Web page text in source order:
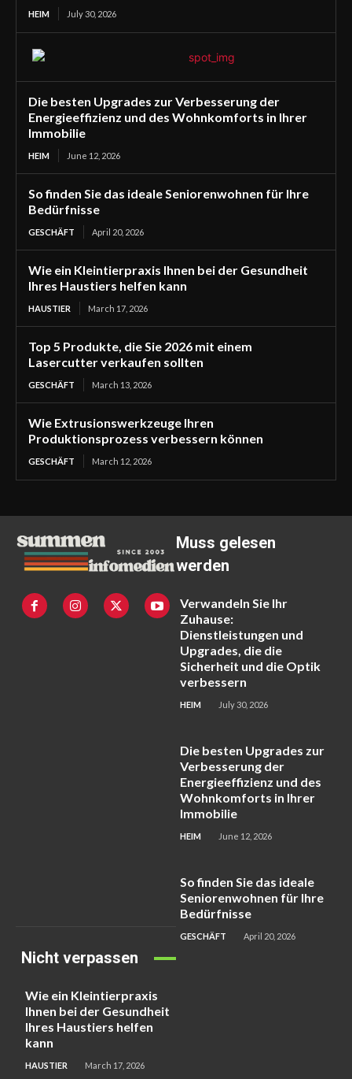
HEIM July 30, 2026
Die besten Upgrades zur Verbesserung der
Energieeffizienz und des Wohnkomforts in Ihrer
Immobilie
HEIM June 12, 2026
So finden Sie das ideale Seniorenwohnen für Ihre
Bedürfnisse
GESCHÄFT April 20, 2026
Wie ein Kleintierpraxis Ihnen bei der Gesundheit
Ihres Haustiers helfen kann
HAUSTIER March 17, 2026
Top 5 Produkte, die Sie 2026 mit einem
Lasercutter verkaufen sollten
GESCHÄFT March 13, 2026
Wie Extrusionswerkzeuge Ihren
Produktionsprozess verbessern können
GESCHÄFT March 12, 2026
Muss gelesen
werden
Verwandeln Sie Ihr
Zuhause:
Dienstleistungen und
Upgrades, die die
Sicherheit und die Optik
verbessern
HEIM July 30, 2026
Die besten Upgrades zur
Verbesserung der
Energieeffizienz und des
Wohnkomforts in Ihrer
Immobilie
HEIM June 12, 2026
So finden Sie das ideale
Seniorenwohnen für Ihre
Bedürfnisse
GESCHÄFT April 20, 2026
Nicht verpassen
Wie ein Kleintierpraxis
Ihnen bei der Gesundheit
Ihres Haustiers helfen
kann
HAUSTIER March 17, 2026